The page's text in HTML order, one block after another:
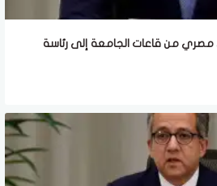
مصري من قاعات الجامعة إلى رئاسة